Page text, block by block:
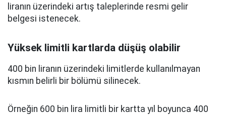
liranın üzerindeki artış taleplerinde resmi gelir
belgesi istenecek.
Yüksek limitli kartlarda düşüş olabilir
400 bin liranın üzerindeki limitlerde kullanılmayan
kısmın belirli bir bölümü silinecek.
Örneğin 600 bin lira limitli bir kartta yıl boyunca 400